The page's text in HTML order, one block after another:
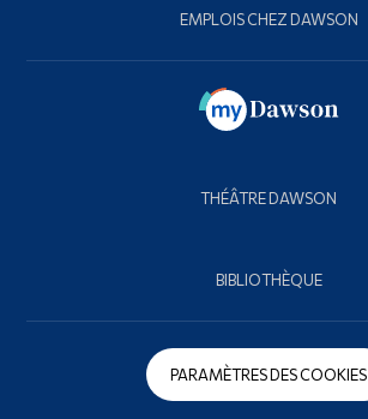
EMPLOIS CHEZ DAWSON
THÉÂTRE DAWSON
BIBLIOTHÈQUE
PARAMÈTRES DES COOKIES